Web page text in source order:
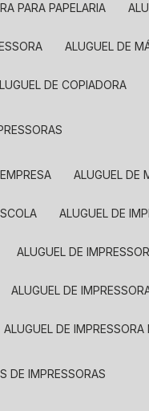
PARA PAPELARIA
ALUGUEL DE
ALUGUEL DE COPIADORA
ALUGUEL
ALUGUEL DE
ALUGUEL DE
ALUGUEL DE
ALUGUEL DE
DE IMPRESSORAS